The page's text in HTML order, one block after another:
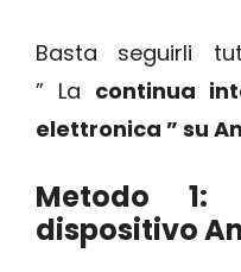
Basta seguirli
” La continua
elettronica ” su
Metodo
dispositivo